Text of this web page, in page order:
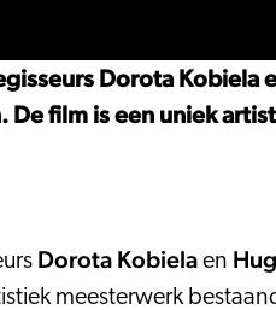
Dorota Kobiela
film is een uniek
Dorota Kobiela en
meesterwerk